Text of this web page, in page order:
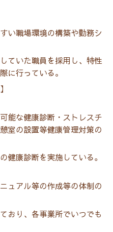
い職場環境の構築や勤務シ
ていた職員を採用し、特性
に行っている。
能な健康診断・ストレスチ
室の設置等健康管理対策の
康診断を実施している。
ュアル等の作成等の体制の
おり、各事業所でいつでも